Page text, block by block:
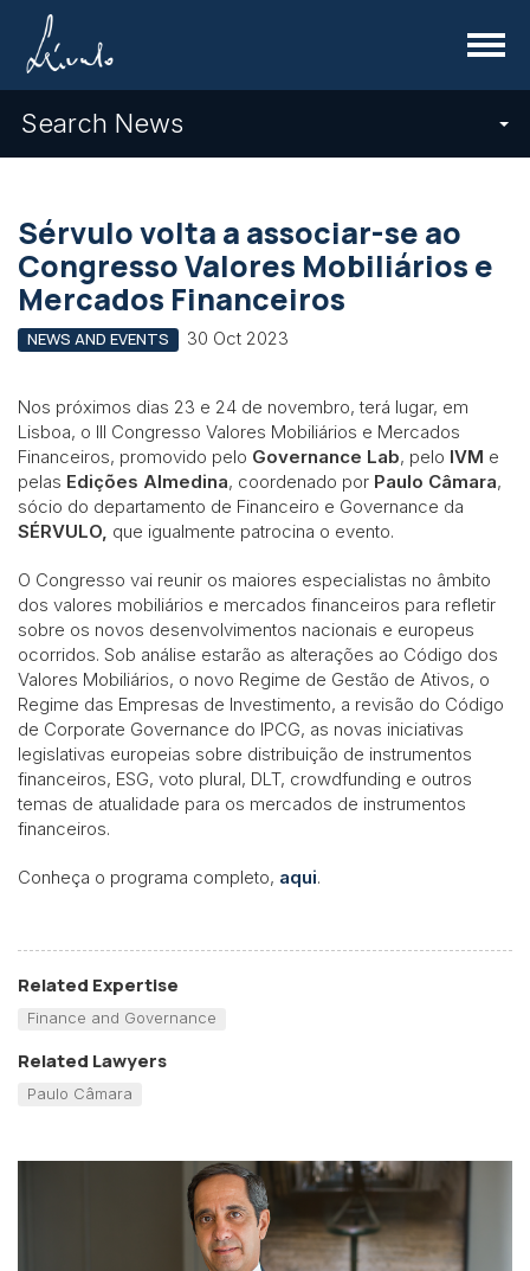
Menu
Search News
Sérvulo volta a associar-se ao
Congresso Valores Mobiliários e
Mercados Financeiros
NEWS AND EVENTS 30 Oct 2023
Nos próximos dias 23 e 24 de novembro, terá lugar, em
Lisboa, o III Congresso Valores Mobiliários e Mercados
Financeiros, promovido pelo Governance Lab, pelo IVM e
pelas Edições Almedina, coordenado por Paulo Câmara,
sócio do departamento de Financeiro e Governance da
SÉRVULO, que igualmente patrocina o evento.
O Congresso vai reunir os maiores especialistas no âmbito
dos valores mobiliários e mercados financeiros para refletir
sobre os novos desenvolvimentos nacionais e europeus
ocorridos. Sob análise estarão as alterações ao Código dos
Valores Mobiliários, o novo Regime de Gestão de Ativos, o
Regime das Empresas de Investimento, a revisão do Código
de Corporate Governance do IPCG, as novas iniciativas
legislativas europeias sobre distribuição de instrumentos
financeiros, ESG, voto plural, DLT, crowdfunding e outros
temas de atualidade para os mercados de instrumentos
financeiros.
Conheça o programa completo, aqui.
Related Expertise
Finance and Governance
Related Lawyers
Paulo Câmara